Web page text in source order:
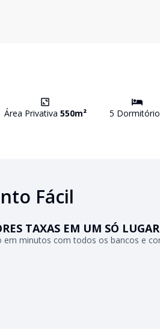
Área Privativa 550m² 5 Dormitório
Fácil
TAXAS EM UM SÓ LUGAR
em minutos com todos os bancos e